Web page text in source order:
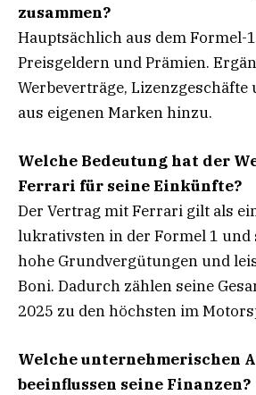
zusammen?
Hauptsächlich aus dem Formel-
Preisgeldern und Prämien.
Werbeverträge,
aus eigenen Marken hinzu.
Welche Bedeutung hat der
Ferrari für seine Einkünfte?
Der Vertrag mit Ferrari gilt als
lukrativsten in der Formel 1
hohe Grundvergütungen und
Boni. Dadurch zählen seine
2025 zu den höchsten im
Welche unternehmerischen
beeinflussen seine Finanzen?